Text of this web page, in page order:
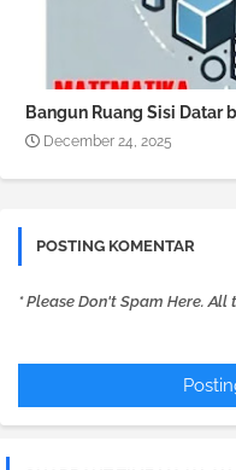
Bangun Ruang Sisi Datar
December 24, 2025
POSTING KOMENTAR
* Please Don't Spam Here.